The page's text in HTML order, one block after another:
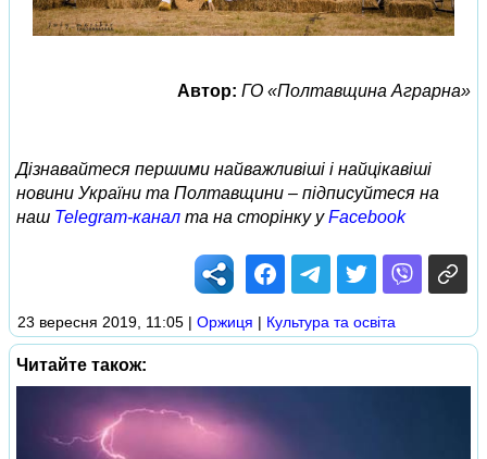
Автор: ГО «Полтавщина Аграрна»
Дізнавайтеся першими найважливіші і найцікавіші
новини України та Полтавщини – підписуйтеся на
наш Telegram-канал та на сторінку уFacebook
23 вересня 2019, 11:05 | Оржиця | Культура та освіта
Читайте також: